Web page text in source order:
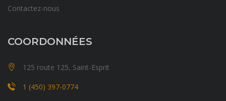
Contactez-nous
COORDONNÉES
125 route 125, Saint-Esprit
1 (450) 397-0774